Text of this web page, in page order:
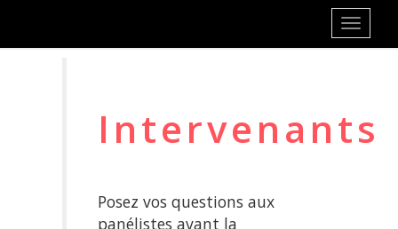
Toggle
Intervenants
Posez vos questions aux
panélistes avant la